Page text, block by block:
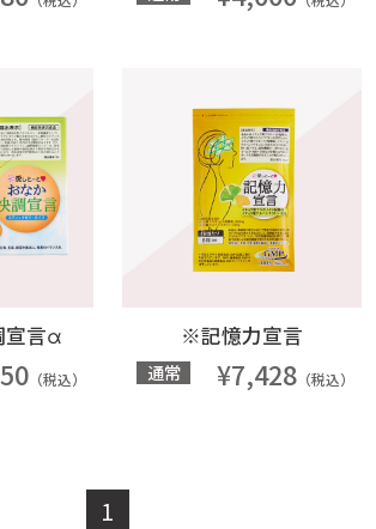
宣言α
（税込）
※記憶力宣言
通常 ¥7,428 （税込）
1